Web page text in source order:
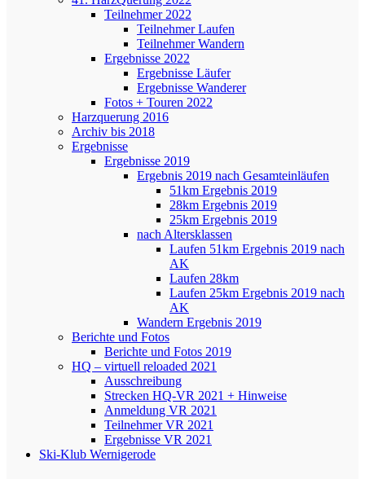
Teilnehmer 2022
Teilnehmer Laufen
Teilnehmer Wandern
Ergebnisse 2022
Ergebnisse Läufer
Ergebnisse Wanderer
Fotos + Touren 2022
Harzquerung 2016
Archiv bis 2018
Ergebnisse
Ergebnisse 2019
Ergebnis 2019 nach Gesamteinläufen
51km Ergebnis 2019
28km Ergebnis 2019
25km Ergebnis 2019
nach Altersklassen
Laufen 51km Ergebnis 2019 nach
AK
Laufen 28km
Laufen 25km Ergebnis 2019 nach
AK
Wandern Ergebnis 2019
Berichte und Fotos
Berichte und Fotos 2019
HQ – virtuell reloaded 2021
Ausschreibung
Strecken HQ-VR 2021 + Hinweise
Anmeldung VR 2021
Teilnehmer VR 2021
Ergebnisse VR 2021
Ski-Klub Wernigerode